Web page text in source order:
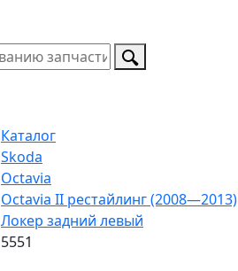
Каталог
Skoda
Octavia
Octavia II рестайлинг (2008—2013)
Локер задний левый
5551